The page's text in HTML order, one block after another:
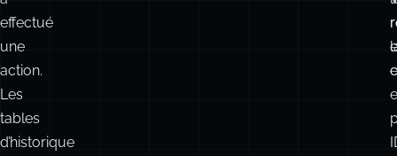
effectué
une
action.
Les
tables
d’historique